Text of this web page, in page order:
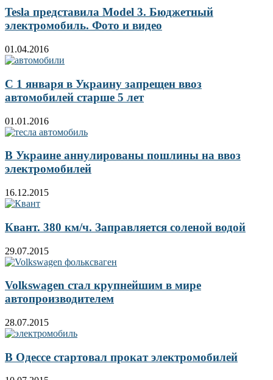
Tesla представила Model 3. Бюджетный
электромобиль. Фото и видео
01.04.2016
С 1 января в Украину запрещен ввоз
автомобилей старше 5 лет
01.01.2016
В Украине аннулированы пошлины на ввоз
электромобилей
16.12.2015
Квант. 380 км/ч. Заправляется соленой водой
29.07.2015
Volkswagen стал крупнейшим в мире
автопроизводителем
28.07.2015
В Одессе стартовал прокат электромобилей